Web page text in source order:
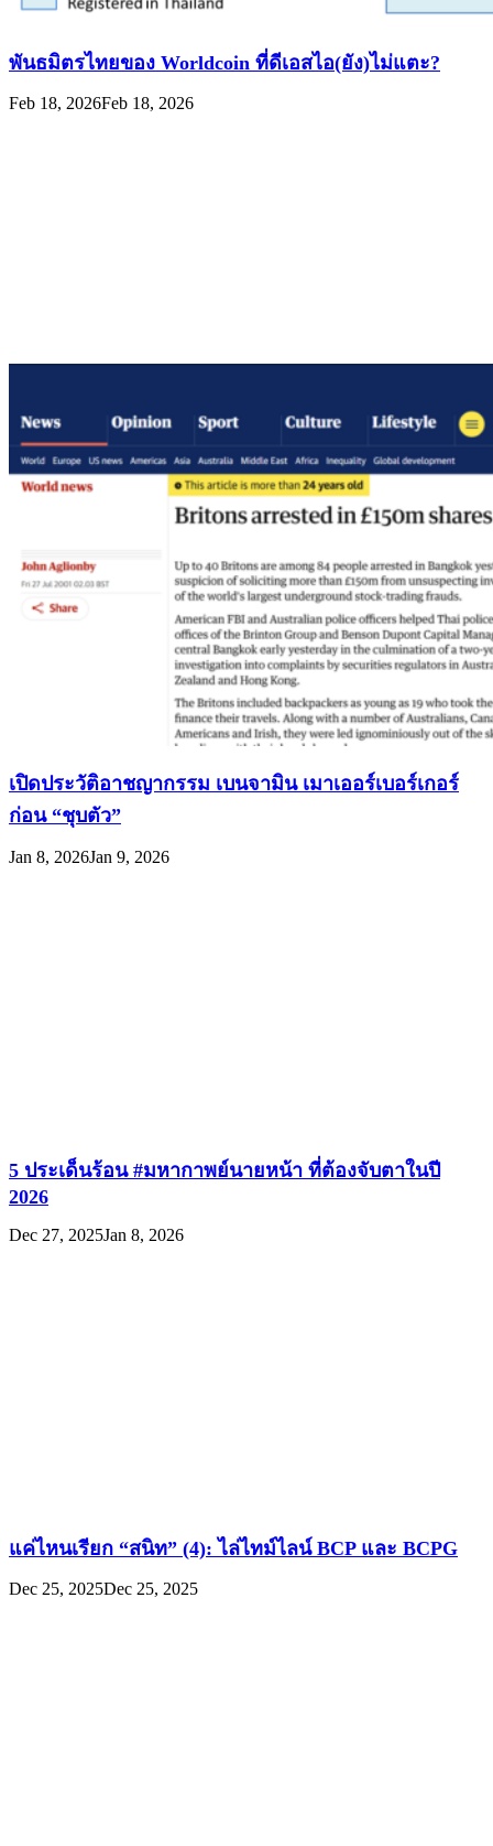
พันธมิตรไทยของ Worldcoin ที่ดีเอสไอ(ยัง)ไม่แตะ?
Feb 18, 2026Feb 18, 2026
เปิดประวัติอาชญากรรม เบนจามิน เมาเออร์เบอร์เกอร์
ก่อน “ชุบตัว”
Jan 8, 2026Jan 9, 2026
5 ประเด็นร้อน #มหากาพย์นายหน้า ที่ต้องจับตาในปี
2026
Dec 27, 2025Jan 8, 2026
แค่ไหนเรียก “สนิท” (4): ไล่ไทม์ไลน์ BCP และ BCPG
Dec 25, 2025Dec 25, 2025